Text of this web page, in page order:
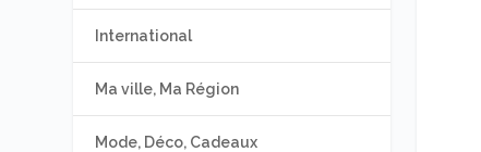
International
Ma ville, Ma Région
Mode, Déco, Cadeaux